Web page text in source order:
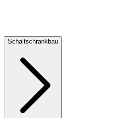
Schaltschrankbau